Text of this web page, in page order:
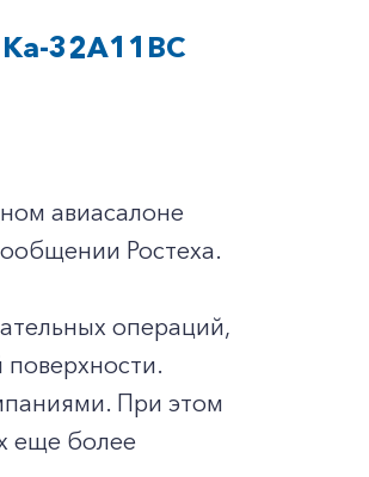
Ка-32А11ВС
авиасалоне
Ростеха.
операций,
При этом
еще более